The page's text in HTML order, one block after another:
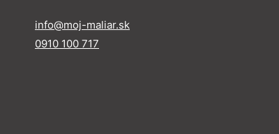
info@moj-maliar.sk
0910 100 717